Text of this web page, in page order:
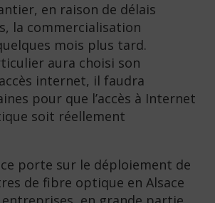
en raison de délais
la commercialisation
mois plus tard.
aura choisi son
internet, il faudra
pour que l’accès à Internet
soit réellement
porte sur le déploiement de
de fibre optique en Alsace